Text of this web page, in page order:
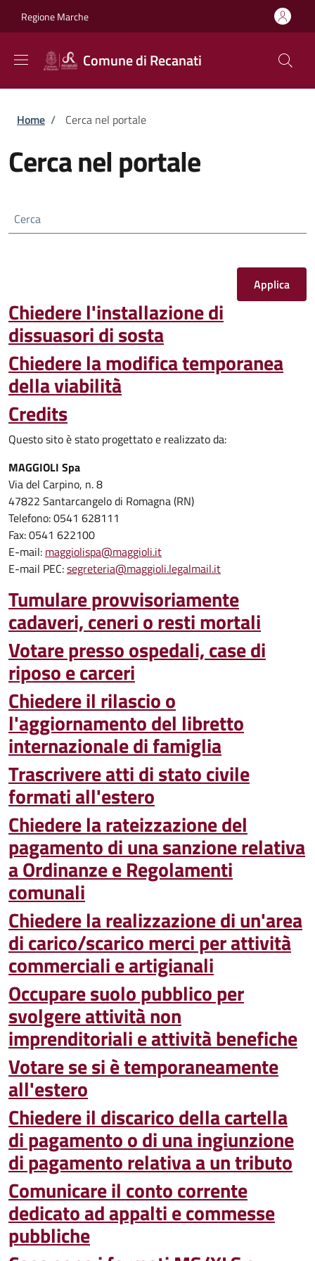
Regione Marche
Comune di Recanati
Briciole di pane
Home / Cerca nel portale
Cerca nel portale
Cerca
Chiedere l'installazione di
dissuasori di sosta
Chiedere la modifica temporanea
della viabilità
Credits
Questo sito è stato progettato e realizzato da:
MAGGIOLI Spa
Via del Carpino, n. 8
47822 Santarcangelo di Romagna (RN)
Telefono: 0541 628111
Fax: 0541 622100
E-mail: maggiolispa@maggioli.it
E-mail PEC:segreteria@maggioli.legalmail.it
Tumulare provvisoriamente
cadaveri, ceneri o resti mortali
Votare presso ospedali, case di
riposo e carceri
Chiedere il rilascio o
l'aggiornamento del libretto
internazionale di famiglia
Trascrivere atti di stato civile
formati all'estero
Chiedere la rateizzazione del
pagamento di una sanzione relativa
a Ordinanze e Regolamenti
comunali
Chiedere la realizzazione di un'area
di carico/scarico merci per attività
commerciali e artigianali
Occupare suolo pubblico per
svolgere attività non
imprenditoriali e attività benefiche
Votare se si è temporaneamente
all'estero
Chiedere il discarico della cartella
di pagamento o di una ingiunzione
di pagamento relativa a un tributo
Comunicare il conto corrente
dedicato ad appalti e commesse
pubbliche